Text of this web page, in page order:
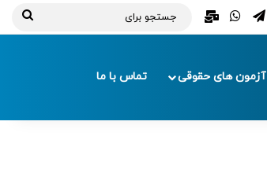
تلگرامواتس آپ
ایمیل
آزمون های حقوقی تماس با ما